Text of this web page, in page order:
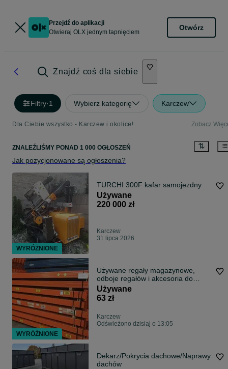
Przejdź do aplikacji
Otwieraj OLX jednym tapnięciem
Otwórz
Znajdź coś dla siebie
Filtry·1 Wybierz kategorię Karczew
Dla Ciebie wszystko - Karczew i okolice! Zobacz
ZNALEŹLIŚMY PONAD 1 000 OGŁOSZEŃ
Jak pozycjonowane są ogłoszenia?
TURCHI 300F kafar samojezdny
Używane
220 000 zł
Karczew
31 lipca 2026
Używane regały magazynowe,
odboje regałów i akcesoria do
regałów
Używane
63 zł
Karczew
Odświeżono dzisiaj o 13:05
Dekarz/Pokrycia dachowe/Naprawy
dachów
WYRÓŻNIONE
WYRÓŻNIONE